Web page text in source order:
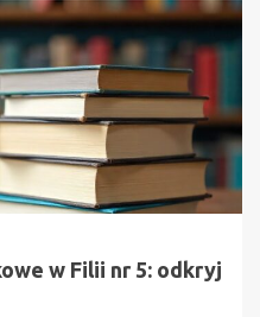
w Filii nr 5: odkryj